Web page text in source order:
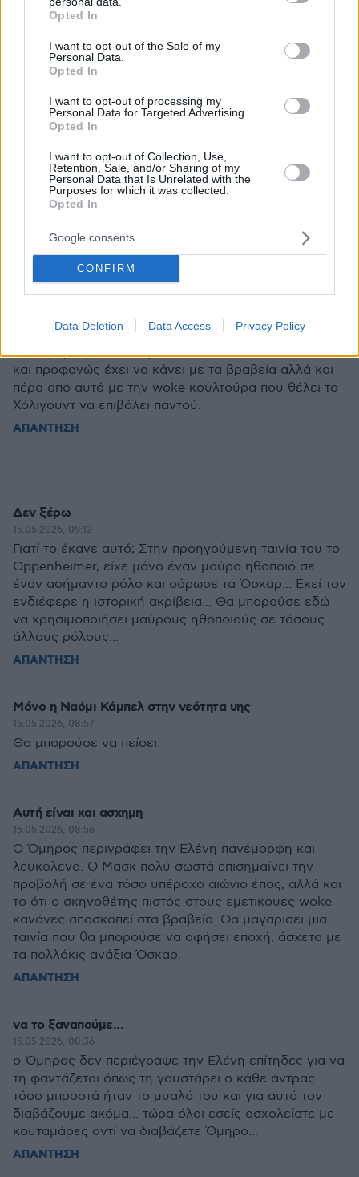
grant or deny consent to Google and its third-party tags to
use your data for below specified purposes in below Google
consent section.
Opted In
I want to opt-out of the Sale of my
Personal Data.
Opted In
I want to opt-out of processing my
Personal Data for Targeted Advertising.
Opted In
I want to opt-out of Collection, Use,
Retention, Sale, and/or Sharing of my
Personal Data that Is Unrelated with the
Purposes for which it was collected.
Opted In
Google consents
CONFIRM
Data Deletion Data Access Privacy Policy
ηθοποιό στο ρόλο. Αλλά εκεί δεν τους παίρνει...
Σωστός φίλε.Το ίδιο σκεφτόμουν κι εγω. Ή να
κάνουν ταινία για την ζωή του Μοχάμεντ Αλί όπου
γκέι.Τολμάνε?
ΑΠΑΝΤΗΣΗ
15.05.2026, 10:15
Αν και αντιπαθώ πάρα πολύ το Μάσκ, στο
συγκεκριμένο έχει 100% δίκιο. Μαύρη ωραία Ελένη
την οποία ο Όμηρος περιγράφει (και άρα δεν υπάρχει
αμφιβολία πως ήταν), μαύρη Κλυταιμνήστρα, και
μαύρη Αθηνά (που πάλι η εμφάνιση της περιγράφεται
λεπτομερώς). Η επιλογή του Νόλαν δεν είναι τυχαία
και προφανώς έχει να κάνει με τα βραβεία αλλά και
πέρα απο αυτά με την woke κουλτούρα που θέλει το
Χόλιγουντ να επιβάλει παντού.
ΑΠΑΝΤΗΣΗ
Δεν ξέρω
15.05.2026, 09:12
Γιατί το έκανε αυτό; Στην προηγούμενη ταινία του το
Oppenheimer, είχε μόνο έναν μαύρο ηθοποιό σε
έναν ασήμαντο ρόλο και σάρωσε τα Όσκαρ... Εκεί τον
ενδιέφερε η ιστορική ακρίβεια... Θα μπορούσε εδώ
να χρησιμοποιήσει μαύρους ηθοποιούς σε τόσους
άλλους ρόλους...
ΑΠΑΝΤΗΣΗ
Μόνο η Ναόμι Κάμπελ στην νεότητα υης
15.05.2026, 08:57
Θα μπορούσε να πείσει.
ΑΠΑΝΤΗΣΗ
Αυτή είναι και ασχημη
15.05.2026, 08:56
Ο Όμηρος περιγράφει την Ελένη πανέμορφη και
λευκολενο. Ο Μασκ πολύ σωστά επισημαίνει την
προβολή σε ένα τόσο υπέροχο αιώνιο έπος, αλλά και
το ότι ο σκηνοθέτης πιστός στους εμετικουες woke
κανόνες αποσκοπεί στα βραβεία. Θα μαγαρισει μια
ταινία που θα μπορούσε να αφήσει εποχή, άσχετα με
τα πολλάκις ανάξια Όσκαρ.
ΑΠΑΝΤΗΣΗ
να το ξαναπούμε...
15.05.2026, 08:36
ο Όμηρος δεν περιέγραψε την Ελένη επίτηδες για να
τη φαντάζεται όπως τη γουστάρει ο κάθε άντρας...
τόσο μπροστά ήταν το μυαλό του και για αυτό τον
διαβάζουμε ακόμα... τώρα όλοι εσείς ασχολείστε με
κουταμάρες αντί να διαβάζετε Όμηρο...
ΑΠΑΝΤΗΣΗ